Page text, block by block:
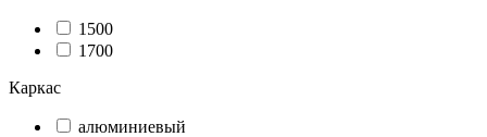
1500
1700
Каркас
алюминиевый